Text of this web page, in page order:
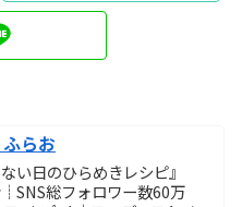
らお
い日のひらめきレシピ』
┊SNS総フォロワー数60万